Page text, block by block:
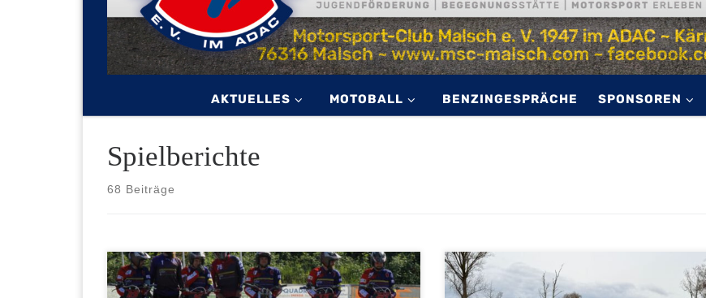
AKTUELLES MOTOBALL BENZINGESPRÄCHE SPONSOREN
Spielberichte
68 Beiträge